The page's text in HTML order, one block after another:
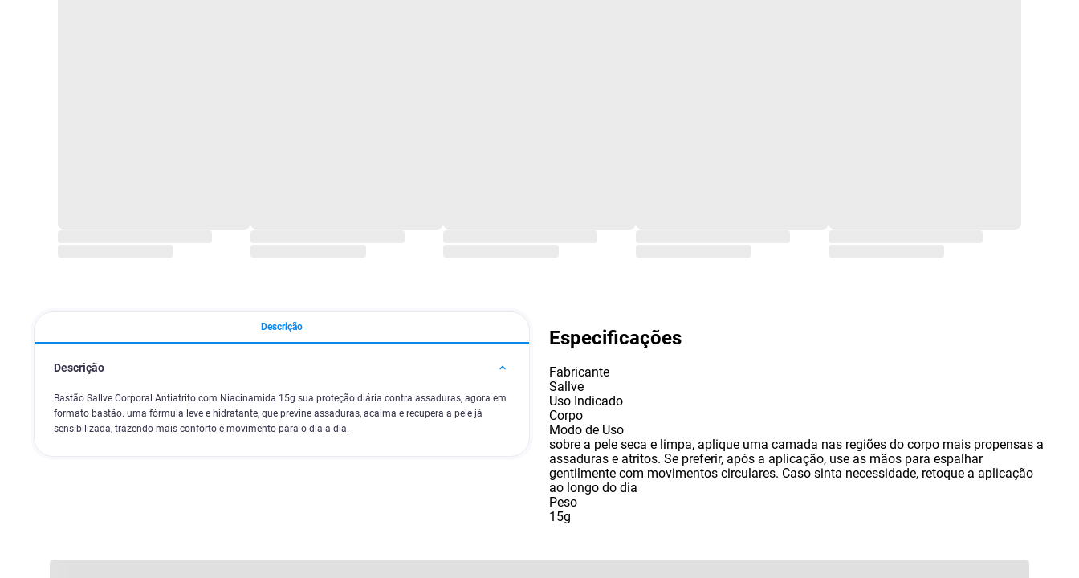
Descrição
Descrição
Bastão Sallve Corporal Antiatrito com Niacinamida 15g sua proteção diária contra assaduras, agora em
formato bastão. uma fórmula leve e hidratante, que previne assaduras, acalma e recupera a pele já
sensibilizada, trazendo mais conforto e movimento para o dia a dia.
Especificações
Fabricante
Sallve
Uso Indicado
Corpo
Modo de Uso
sobre a pele seca e limpa, aplique uma camada nas regiões do corpo mais propensas a
assaduras e atritos. Se preferir, após a aplicação, use as mãos para espalhar
gentilmente com movimentos circulares. Caso sinta necessidade, retoque a aplicação
ao longo do dia
Peso
15g